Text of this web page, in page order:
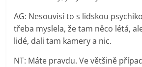
AG: Nesouvisí to s lidskou
třeba myslela, že tam něco létá,
lidé, dali tam kamery a nic.
NT: Máte pravdu. Ve většině